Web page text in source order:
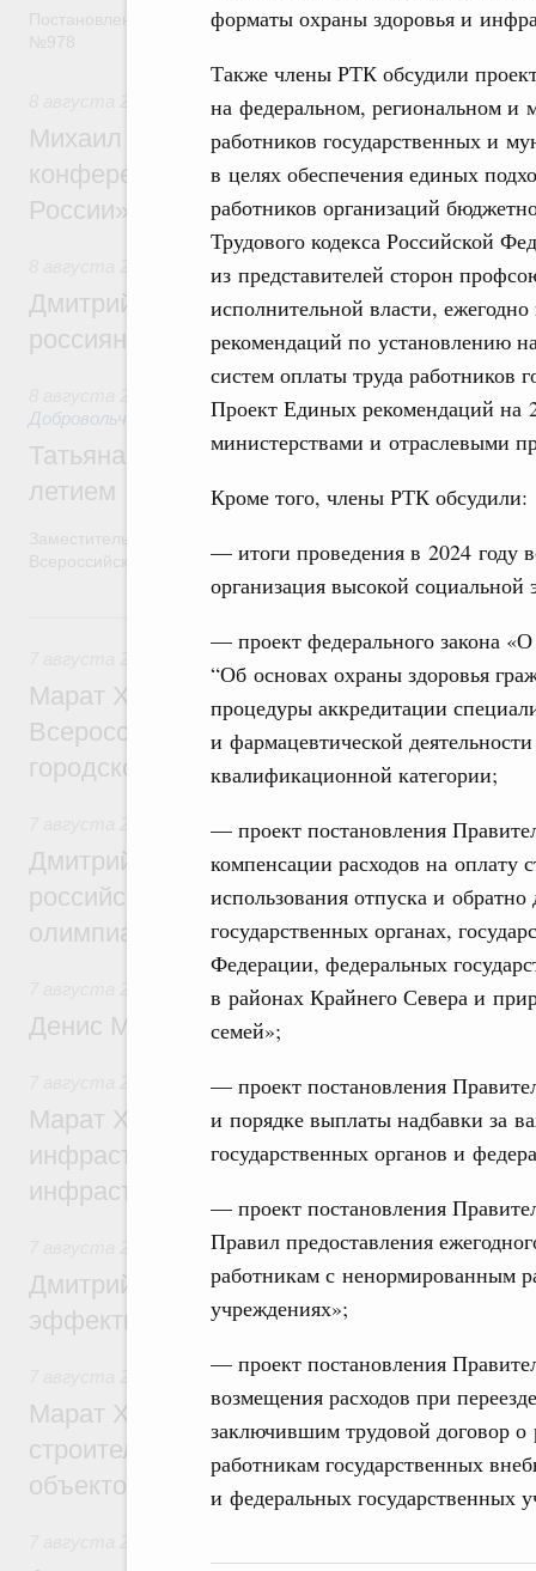
форматы охраны здоровья и
Также члены РТК обсудили
на федеральном, региональном и
работников государственных и
в целях обеспечения единых
работников организаций
Трудового кодекса Российской
из представителей сторон
исполнительной власти,
рекомендаций по установлению
систем оплаты труда
Проект Единых рекомендаций на
министерствами и отраслевыми
Кроме того, члены РТК обсудили:
— итоги проведения в 2024 году
организация высокой
— проект федерального закона
“Об основах охраны здоровья
процедуры аккредитации
и фармацевтической
квалификационной категории;
— проект постановления
компенсации расходов на оплату
использования отпуска и
государственных органах,
Федерации, федеральных
в районах Крайнего Севера и
семей»;
— проект постановления
и порядке выплаты надбавки за
государственных органов и
— проект постановления
Правил предоставления
работникам с ненормированным
учреждениях»;
— проект постановления
возмещения расходов при
заключившим трудовой договор о
работникам государственных
и федеральных государственных
Постановление от 5 августа 2026 года
Отрасль информационных технологий
Михаил Мишустин дал поручения по
конференции «Цифровая индустрия
России»
Спорт высших достижений и массовый
Дмитрий Чернышенко и Михаил
россиян с Днём физкультурника
Добровольчество и волонтёрство. Благотворительность
Татьяна Голикова поздравила
летием
Всероссийского общественного движения «Волонтёры-
Экономика городов. Городская среда
Марат Хуснуллин провёл заседание
Всероссийского конкурса лучших
городской среды
Отрасль информационных технологий
Дмитрий Чернышенко и Сергей Кравцов
российскую сборную с победой на
олимпиаде по искусственному
Общие вопросы промышленной политики
Денис Мантуров посетил Ярославскую
Бюджеты субъектов Федерации.
Марат Хуснуллин: 15 объектов
инфраструктуры построили и обновили
инфраструктурным кредитам
Развитие сельских территорий
Дмитрий Патрушев: Синхронизация
эффективность поддержки сельских
Экономика городов. Городская среда
Марат Хуснуллин: «Единый заказчик»
строительство и реконструкцию более
объектов